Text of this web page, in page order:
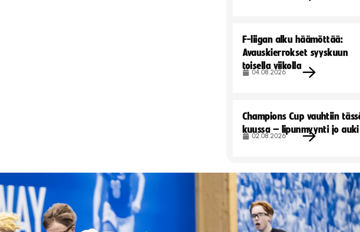
F-liigan alku häämöttää:
Avauskierrokset syyskuun
toisella viikolla
04.08.2026
Champions Cup vauhtiin
kuussa – lipunmyynti jo auki
02.08.2026